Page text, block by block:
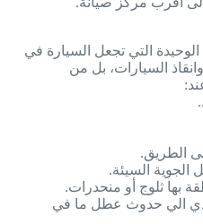
التي تجعل السيارة في
السيارات، بل من
الطريق.
الجوية السيئة.
بها ثلوج أو منحدرات.
الي حدوث عطل ما في